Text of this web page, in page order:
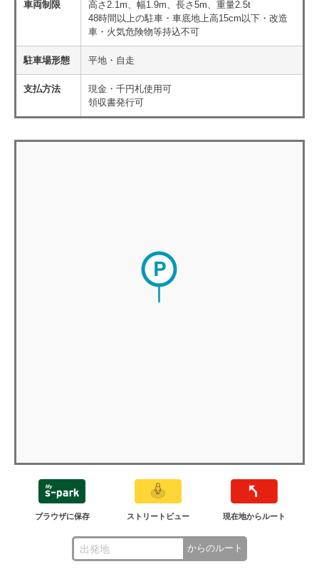
車両制限
高さ2.1m、幅1.9m、長さ5m、重量2.5t
48時間以上の駐車・車底地上高15cm以下・改造
車・火気危険物等持込不可
駐車場形態 平地・自走
支払方法
現金・千円札使用可
領収書発行可
ブラウザに保存 ストリートビュー 現在地からルート
からのルート